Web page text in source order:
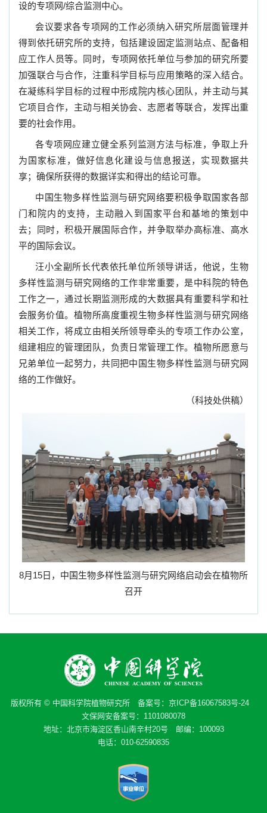
设的专项网/综合监测中心。
会议要求各专项网的工作必须纳入研究所层面管理并
得到依托研究所的支持，包括建设固定监测站点、配备相
应工作人员等。同时，专项网依托单位与参加的研究所要
加强联合与合作，注重科学目标与应用策略的深入结合。
在凝练科学目标的过程中形成院内核心团队，并主动与其
它项目合作，主动与相关协会、志愿者等联合，发挥出重
要的社会作用。
各专项网应建立健全系列监测方法与标准，争取上升
为国家标准，做好信息化建设与信息报送，实现数据共
享；确保所获得的数据详实和得出的结论可靠。
中国生物多样性监测与研究网络要积极争取国家各部
门和院内的支持，主动融入到国家平台和基地的策划中
去；同时，积极开展国际合作，并争取举办高标准、高水
平的国际会议。
汪小全副所长代表依托单位所领导讲话，他说，生物
多样性监测与研究网络的工作非常重要，是中科院的特色
工作之一，通过长期监测形成的大数据具有重要科学和社
会服务价值。植物所高度重视生物多样性监测与研究网络
相关工作，将成立由相关所领导牵头的专项工作办公室，
组建相应的管理团队，负责日常管理工作。植物所愿意与
兄弟单位一起努力，共同把中国生物多样性监测与研究网
络的工作做好。
（科技处供稿）
8月 15日，中国生物多样性监测与研究网络启动会在植物所
召开
版权所有 © 中国科学院植物研究所 备案号： 京ICP备16067583号-24
文保网安备案号：1101080078
地址：北京市海淀区香山南辛村20号 邮编：100093
电话：010-62590835